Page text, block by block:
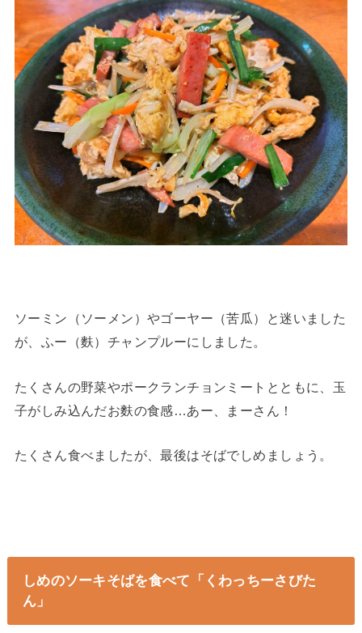
ソーミン（ソーメン）やゴーヤー（苦瓜）と迷いました
が、ふー（麩）チャンプルーにしました。
たくさんの野菜やポークランチョンミートとともに、玉
子がしみ込んだお麩の食感…あー、まーさん！
たくさん食べましたが、最後はそばでしめましょう。
しめのソーキそばを食べて「くわっちーさびた
ん」